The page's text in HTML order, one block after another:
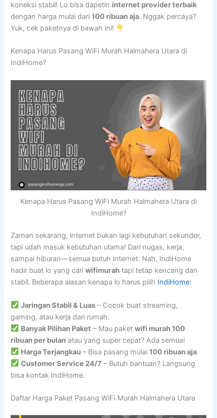
koneksi stabil! Lo bisa dapetin internet provider terbaik
dengan harga mulai dari100 ribuan aja. Nggak percaya?
Yuk, cek paketnya di bawah ini!
Kenapa Harus Pasang WiFi Murah Halmahera Utara di
IndiHome?
Kenapa Harus Pasang WiFi Murah Halmahera Utara di
IndiHome?
Zaman sekarang, internet bukan lagi kebutuhan sekunder,
tapi udah masuk kebutuhan utama! Dari nugas, kerja,
sampai hiburan—semua butuh internet. Nah, IndiHome
hadir buat lo yang cariwifimurah tapi tetap kencang dan
stabil. Beberapa alasan kenapa lo harus pilih IndiHome:
Jaringan Stabil & Luas – Cocok buat streaming,
gaming, atau kerja dari rumah.
Banyak Pilihan Paket – Mau paketwifi murah 100
ribuan per bulan atau yang super cepat? Ada semua!
Harga Terjangkau – Bisa pasang mulai100 ribuan aja.
Customer Service 24/7 – Butuh bantuan? Langsung
bisa kontak IndiHome.
Daftar Harga Paket Pasang WiFi Murah Halmahera Utara